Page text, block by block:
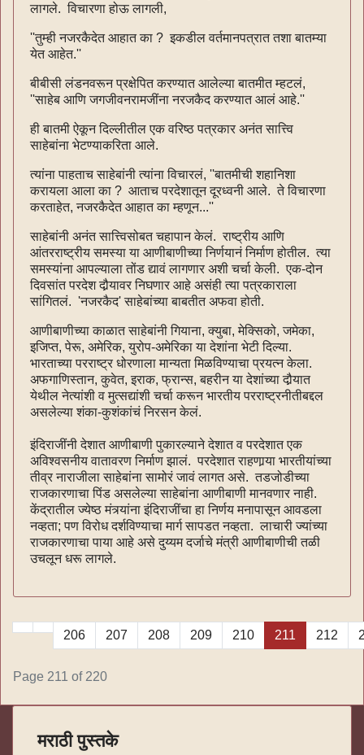
लागले. विचारणा होऊ लागली,
''तुम्ही नजरकैदेत आहात का ? इकडील वर्तमानपत्रात तशा बातम्या
येत आहेत.''
बीबीसी लंडनवरून प्रक्षेपित करण्यात आलेल्या बातमीत म्हटलं,
''साहेब आणि जगजीवनरामजींना नरजकैद करण्यात आलं आहे.''
ही बातमी ऐकून दिल्लीतील एक वरिष्ठ पत्रकार अनंत सात्त्वि
साहेबांना भेटण्याकरिता आले.
त्यांना पाहताच साहेबांनी त्यांना विचारलं, ''बातमीची शहानिशा
करायला आला का ? आताच परदेशातून दूरध्वनी आले. ते विचारणा
करताहेत, नजरकैदेत आहात का म्हणून...''
साहेबांनी अनंत सात्त्विसोबत चहापान केलं. राष्ट्रीय आणि
आंतरराष्ट्रीय समस्या या आणीबाणीच्या निर्णयानं निर्माण होतील. त्या
समस्यांना आपल्याला तोंड द्यावं लागणार अशी चर्चा केली. एक-दोन
दिवसांत परदेश दौर्‍यावर निघणार आहे असंही त्या पत्रकाराला
सांगितलं. 'नजरकैद' साहेबांच्या बाबतीत अफवा होती.
आणीबाणीच्या काळात साहेबांनी गियाना, क्युबा, मेक्सिको, जमेका,
इजिप्‍त, पेरू, अमेरिक, युरोप-अमेरिका या देशांना भेटी दिल्या.
भारताच्या परराष्ट्र धोरणाला मान्यता मिळविण्याचा प्रयत्‍न केला.
अफगाणिस्तान, कुवेत, इराक, फ्रान्स, बहरीन या देशांच्या दौर्‍यात
येथील नेत्यांशी व मुत्सद्यांशी चर्चा करून भारतीय परराष्ट्रनीतीबद्दल
असलेल्या शंका-कुशंकांचं निरसन केलं.
इंदिराजींनी देशात आणीबाणी पुकारल्याने देशात व परदेशात एक
अविश्वसनीय वातावरण निर्माण झालं. परदेशात राहणार्‍या भारतीयांच्या
तीव्र नाराजीला साहेबांना सामोरं जावं लागत असे. तडजोडीच्या
राजकारणाचा पिंड असलेल्या साहेबांना आणीबाणी मानवणार नाही.
केंद्रातील ज्येष्ठ मंत्र्यांना इंदिराजींचा हा निर्णय मनापासून आवडला
नव्हता; पण विरोध दर्शविण्याचा मार्ग सापडत नव्हता. लाचारी ज्यांच्या
राजकारणाचा पाया आहे असे दुय्यम दर्जाचे मंत्री आणीबाणीची तळी
उचलून धरू लागले.
206 207 208 209 210 211 212
Page 211 of 220
मराठी पुस्तके